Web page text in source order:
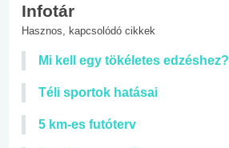
Infotár
Hasznos, kapcsolódó cikkek
Mi kell egy tökéletes edzéshez?
Téli sportok hatásai
5 km-es futóterv